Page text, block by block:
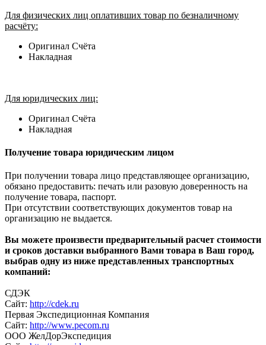
Для физических лиц оплативших товар по безналичному
расчёту:
Оригинал Счёта
Накладная
Для юридических лиц:
Оригинал Счёта
Накладная
Получение товара юридическим лицом
При получении товара лицо представляющее организацию,
обязано предоставить: печать или разовую доверенность на
получение товара, паспорт.
При отсутствии соответствующих документов товар на
организацию не выдается.
Вы можете произвести предварительный расчет стоимости
и сроков доставки выбранного Вами товара в Ваш город,
выбрав одну из ниже представленных транспортных
компаний:
СДЭК
Сайт: http://cdek.ru
Первая Экспедиционная Компания
Сайт: http://www.pecom.ru
ООО ЖелДорЭкспедиция